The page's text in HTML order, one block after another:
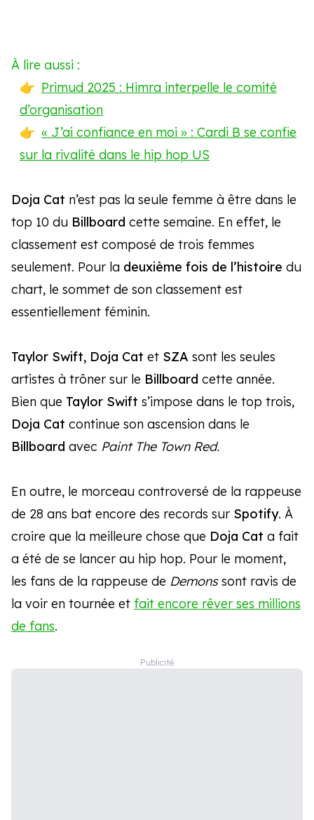
Doja Cat n’est pas la seule femme à être dans le
top 10 du Billboard cette semaine. En effet, le
classement est composé de trois femmes
seulement. Pour la deuxième fois de l’histoire du
chart, le sommet de son classement est
essentiellement féminin.
Taylor Swift, Doja Cat et SZA sont les seules
artistes à trôner sur le Billboard cette année.
Bien que Taylor Swift s’impose dans le top trois,
Doja Cat continue son ascension dans le
Billboard avec Paint The Town Red.
En outre, le morceau controversé de la rappeuse
de 28 ans bat encore des records sur Spotify. À
croire que la meilleure chose que Doja Cat a fait
a été de se lancer au hip hop. Pour le moment,
les fans de la rappeuse de Demonssont ravis de
la voir en tournée et fait encore rêver ses millions
de fans.
À lire aussi :
Primud 2025 : Himra interpelle le comité
d’organisation
« J’ai confiance en moi » : Cardi B se confie
sur la rivalité dans le hip hop US